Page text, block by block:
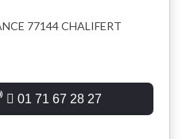
77144 CHALIFERT
01 71 67 28 27